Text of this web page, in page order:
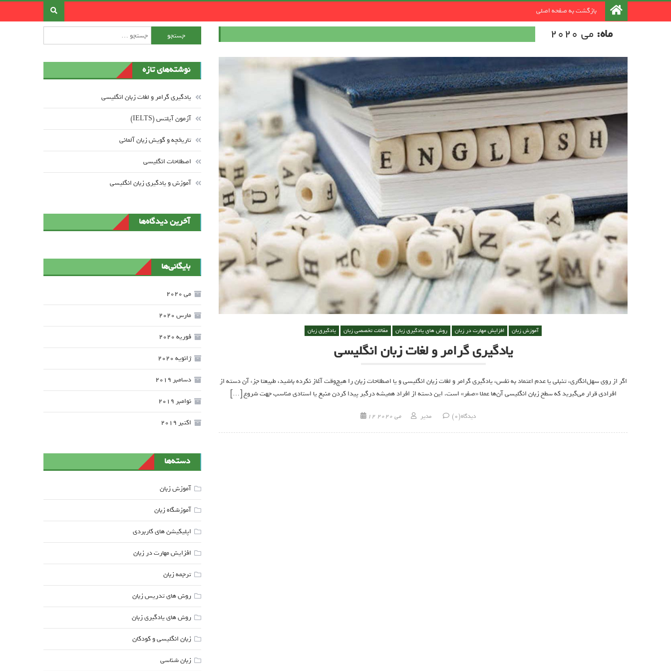
رد کردن و رفتن به مطلب بازگشت به صفحه اصلی
ماه: می 2020
آموزش زبان افزایش مهارت در زبان روش های یادگیری زبان مقالات تخصصی زبان یادگیری زبان
یادگیری گرامر و لغات زبان انگلیسی
اگر از روی سهل‌انگاری، تنبلی یا عدم اعتماد به نفس، یادگیری گرامر و لغات زبان انگلیسی و یا اصطلاحات زبان را هیچ‌وقت آغاز نکرده باشید، طبیعتا جزء آن دسته از
افرادی قرار می‌گیرید که سطح زبان انگلیسی آن‌ها عملا «صفر»‌ است. این دسته از افراد همیشه درگیر پیدا کردن منبع یا استادی مناسب جهت شروع […]
Posted on 12 می 2020 Author
مدیر دیدگاه(0)
جستجو برای:
نوشته‌های تازه
یادگیری گرامر و لغات زبان انگلیسی
آزمون آیلتس (IELTS)
تاریخچه و گویش زبان آلمانی
اصطلاحات انگلیسی
آموزش و یادگیری زبان انگلیسی
آخرین دیدگاه‌ها
بایگانی‌ها
می 2020
مارس 2020
فوریه 2020
ژانویه 2020
دسامبر 2019
نوامبر 2019
اکتبر 2019
دسته‌ها
آموزش زبان
آموزشگاه زبان
اپلیکیشن های کاربردی
افزایش مهارت در زبان
ترجمه زبان
روش های تدریس زبان
روش های یادگیری زبان
زبان انگلیسی و کودکان
زبان شناسی